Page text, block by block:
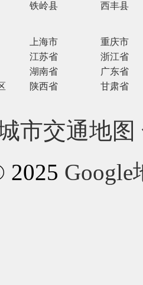
铁岭县
西丰县
上海市
重庆市
江苏省
浙江省
湖南省
广东省
陕西省
甘肃省
市交通地图
2025 Google